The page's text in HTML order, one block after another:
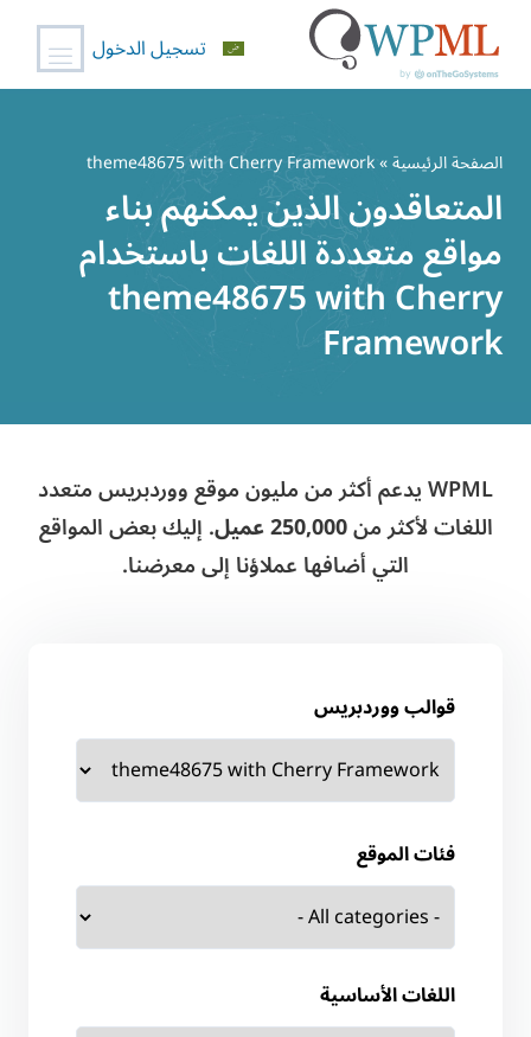
المحتوى
تسجيل الدخول
الصفحة الرئيسية» theme48675 with Cherry Framework
المتعاقدون الذين يمكنهم بناء
مواقع متعددة اللغات باستخدام
theme48675 with Cherry
Framework
WPML يدعم أكثر من مليون موقع ووردبريس متعدد
اللغات لأكثر من250,000 عميل
. إليك بعض المواقع
التي أضافها عملاؤنا إلى معرضنا.
قوالب ووردبريس
فئات الموقع
اللغات الأساسية